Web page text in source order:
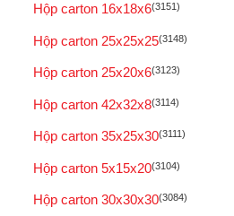
Hộp carton 16x18x6(3151)
Hộp carton 25x25x25(3148)
Hộp carton 25x20x6(3123)
Hộp carton 42x32x8(3114)
Hộp carton 35x25x30(3111)
Hộp carton 5x15x20(3104)
Hộp carton 30x30x30(3084)